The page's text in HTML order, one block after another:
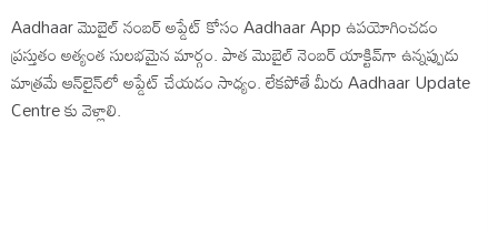
Aadhaar మొబైల్ నంబర్ అప్డేట్ కోసం Aadhaar App ఉపయోగించడం
ప్రస్తుతం అత్యంత సులభమైన మార్గం. పాత మొబైల్ నెంబర్ యాక్టివ్‌గా ఉన్నప్పుడు
మాత్రమే ఆన్‌లైన్‌లో అప్డేట్ చేయడం సాధ్యం. లేకపోతే మీరు Aadhaar Update
Centre కు వెళ్లాలి.